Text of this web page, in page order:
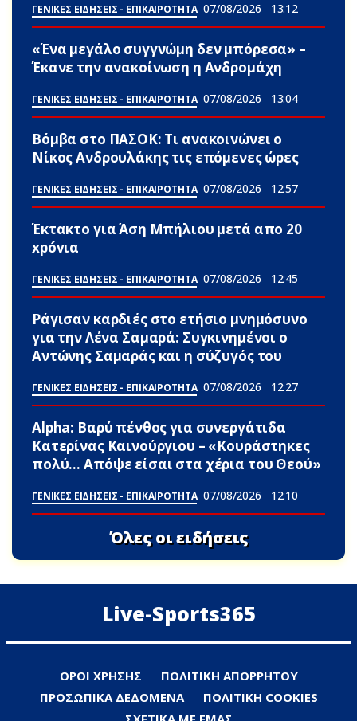
ΓΕΝΙΚΕΣ ΕΙΔΗΣΕΙΣ - ΕΠΙΚΑΙΡΟΤΗΤΑ 07/08/2026 13:12
«Ένα μεγάλο συγγνώμη δεν μπόρεσα» –
Έκανε την ανακοίνωση η Ανδρομάχη
ΓΕΝΙΚΕΣ ΕΙΔΗΣΕΙΣ - ΕΠΙΚΑΙΡΟΤΗΤΑ 07/08/2026 13:04
Βόμβα στο ΠΑΣΟΚ: Τι ανακοινώνει ο
Νίκος Ανδρουλάκης τις επόμενες ώρες
ΓΕΝΙΚΕΣ ΕΙΔΗΣΕΙΣ - ΕΠΙΚΑΙΡΟΤΗΤΑ 07/08/2026 12:57
Έκτακτο για Άση Μπήλιου μετά απο 20
xpóvια
ΓΕΝΙΚΕΣ ΕΙΔΗΣΕΙΣ - ΕΠΙΚΑΙΡΟΤΗΤΑ 07/08/2026 12:45
Ράγισαν καρδιές στο ετήσιο μνημόσυνο
για την Λένα Σαμαρά: Συγκινημένοι ο
Αντώνης Σαμαράς και η σύζυγός του
ΓΕΝΙΚΕΣ ΕΙΔΗΣΕΙΣ - ΕΠΙΚΑΙΡΟΤΗΤΑ 07/08/2026 12:27
Alpha: Βαρύ πένθος για συνεργάτιδα
Κατερίνας Καινούργιου – «Κουράστηκες
πολύ… Απόψε είσαι στα χέρια του Θεού»
ΓΕΝΙΚΕΣ ΕΙΔΗΣΕΙΣ - ΕΠΙΚΑΙΡΟΤΗΤΑ 07/08/2026 12:10
Όλες οι ειδήσεις
Live-Sports365
ΟΡΟΙ ΧΡΗΣΗΣ
ΠΟΛΙΤΙΚΗ ΑΠΟΡΡΗΤΟΥ
ΠΡΟΣΩΠΙΚΑ ΔΕΔΟΜΕΝΑ
ΠΟΛΙΤΙΚΗ COOKIES